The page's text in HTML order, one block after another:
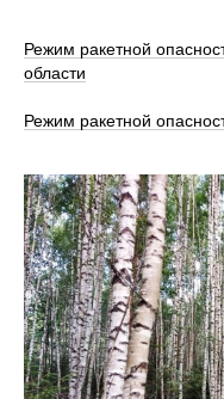
Режим ракетной
области
Режим ракетной